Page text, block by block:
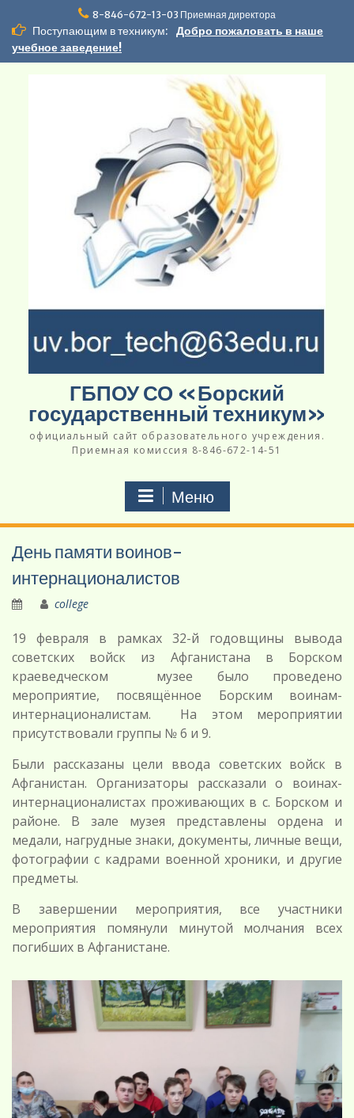
содержимому
8-846-672-13-03 Приемная директора
Поступающим в техникум:
Добро пожаловать в наше
учебное заведение!
ГБПОУ СО «Борский
государственный техникум»
официальный сайт образовательного учреждения.
Приемная комиссия 8-846-672-14-51
Меню
День памяти воинов-
интернационалистов
college
19 февраля в рамках 32-й годовщины вывода
советских войск из Афганистана в Борском
краеведческом музее было проведено
мероприятие, посвящённое Борским воинам-
интернационалистам. На этом мероприятии
присутствовали группы № 6 и 9.
Были рассказаны цели ввода советских войск в
Афганистан. Организаторы рассказали о воинах-
интернационалистах проживающих в с. Борском и
районе. В зале музея представлены ордена и
медали, нагрудные знаки, документы, личные вещи,
фотографии с кадрами военной хроники, и другие
предметы.
В завершении мероприятия, все участники
мероприятия помянули минутой молчания всех
погибших в Афганистане.